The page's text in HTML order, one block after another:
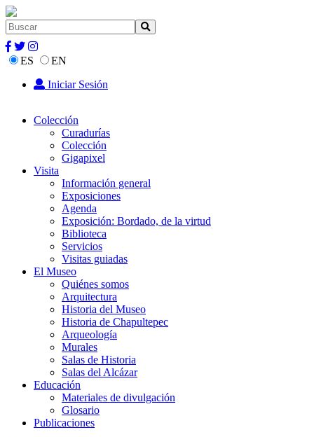
ES
EN
Iniciar Sesión
Colección
Curadurías
Colección
Gigapixel
Visita
Información general
Exposiciones
Agenda
Exposición: Bordado, de la virtud
Biblioteca
Servicios
Visitas guiadas
El Museo
Quiénes somos
Arquitectura
Historia del Museo
Historia de Chapultepec
Arqueología
Murales
Salas de Historia
Salas del Alcázar
Educación
Materiales de divulgación
Glosario
Publicaciones